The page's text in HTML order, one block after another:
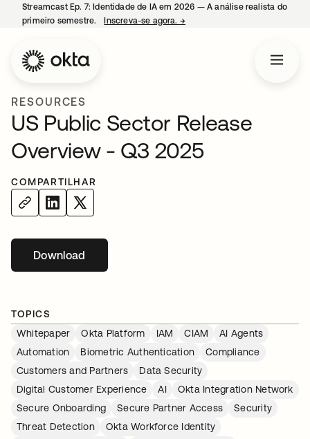
Streamcast Ep. 7: Identidade de IA em 2026 — A análise realista do
primeiro semestre.
Inscreva-se agora. →
RESOURCES
US Public Sector Release
Overview - Q3 2025
COMPARTILHAR
Downloadabre em uma nova guia
TOPICS
Whitepaper
Okta Platform IAM CIAM
AI Agents
Automation
Biometric Authentication
Compliance
Customers and Partners
Data Security
Digital Customer Experience
AI
Okta Integration Network
Secure Onboarding
Secure Partner Access
Security
Threat Detection
Okta Workforce Identity